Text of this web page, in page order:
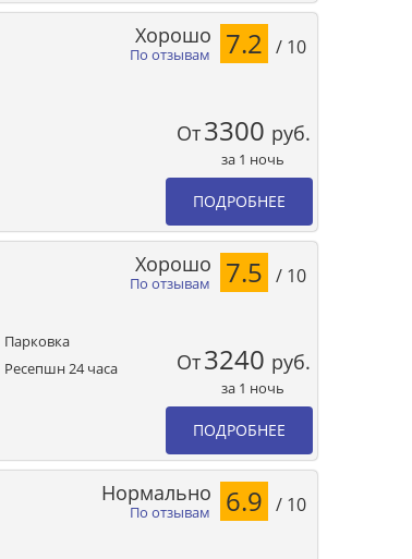
По отзывам
Хорошо 7.2 / 10
От3300 руб.
за 1 ночь
ПОДРОБНЕЕ
Парковка
Ресепшн 24 часа
По отзывам
Хорошо 7.5 / 10
От3240 руб.
за 1 ночь
ПОДРОБНЕЕ
По отзывам
Нормально 6.9 / 10